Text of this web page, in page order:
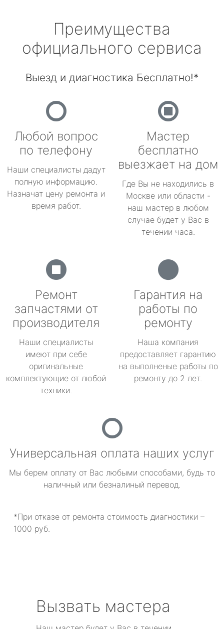
Преимущества
официального сервиса
Выезд и диагностика Бесплатно!*
Любой вопрос
по телефону
Наши специалисты дадут
полную информацию.
Назначат цену ремонта и
время работ.
Мастер
бесплатно
выезжает на дом
Где Вы не находились в
Москве или области -
наш мастер в любом
случае будет у Вас в
течении часа.
Ремонт
запчастями от
производителя
Наши специалисты
имеют при себе
оригинальные
комплектующие от любой
техники.
Гарантия на
работы по
ремонту
Наша компания
предоставляет гарантию
на выполненые работы по
ремонту до 2 лет.
Универсальная оплата наших услуг
Мы берем оплату от Вас любыми способами, будь то
наличный или безналиный перевод.
*При отказе от ремонта стоимость диагностики –
1000 руб.
Вызвать мастера